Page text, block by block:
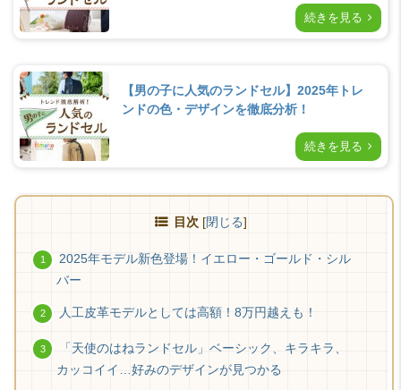
続きを見る
【男の子に人気のランドセル】2025年トレ
ンドの色・デザインを徹底分析！
続きを見る
目次 [閉じる]
2025年モデル新色登場！イエロー・ゴールド・シル
バー
人工皮革モデルとしては高額！8万円越えも！
「天使のはねランドセル」ベーシック、キラキラ、
カッコイイ…好みのデザインが見つかる